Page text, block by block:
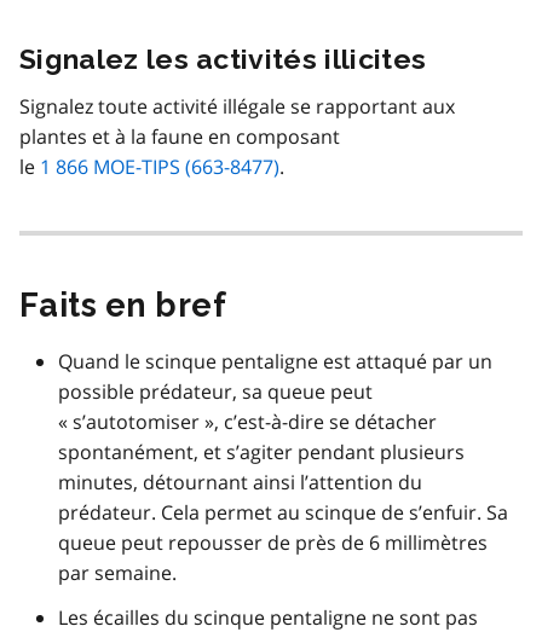
Signalez les activités illicites
Signalez toute activité illégale se rapportant aux
plantes et à la faune en composant
le 1 866 MOE-TIPS (663-8477).
Faits en bref
Quand le scinque pentaligne est attaqué par un
possible prédateur, sa queue peut
« s’autotomiser », c’est-à-dire se détacher
spontanément, et s’agiter pendant plusieurs
minutes, détournant ainsi l’attention du
prédateur. Cela permet au scinque de s’enfuir. Sa
queue peut repousser de près de 6 millimètres
par semaine.
Les écailles du scinque pentaligne ne sont pas